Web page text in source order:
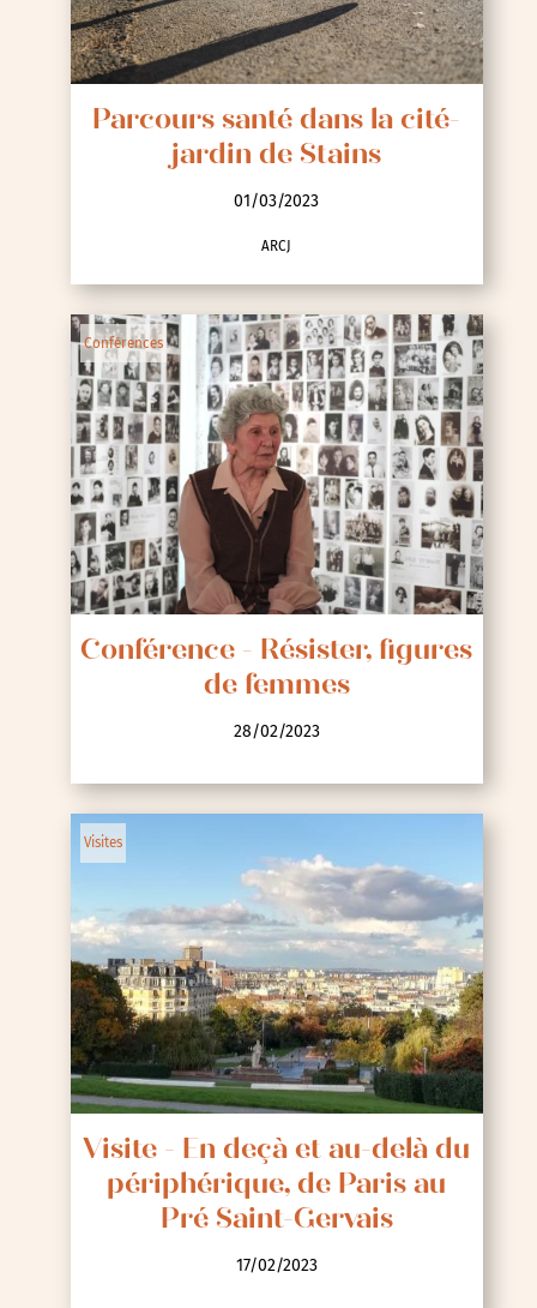
Parcours santé dans la cité-
jardin de Stains
01/03/2023
ARCJ
Conférences
Conférence - Résister, figures
de femmes
28/02/2023
Visites
Visite - En deçà et au-delà du
périphérique, de Paris au
Pré Saint-Gervais
17/02/2023